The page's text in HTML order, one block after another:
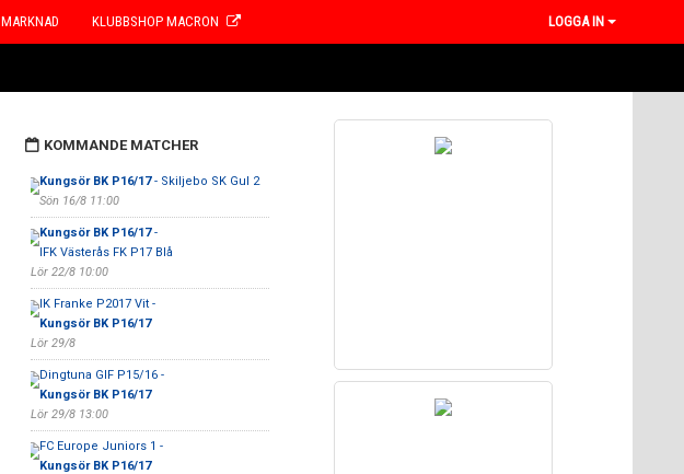
MARKNAD KLUBBSHOP MACRON LOGGA IN
KOMMANDE MATCHER
Kungsör BK P16/17- Skiljebo SK Gul 2
Sön 16/8 11:00
Kungsör BK P16/17-
IFK Västerås FK P17 Blå
Lör 22/8 10:00
IK Franke P2017 Vit -
Kungsör BK P16/17
Lör 29/8
Dingtuna GIF P15/16 -
Kungsör BK P16/17
Lör 29/8 13:00
FC Europe Juniors 1 -
Kungsör BK P16/17